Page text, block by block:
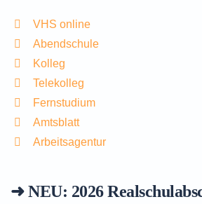
VHS online
Abendschule
Kolleg
Telekolleg
Fernstudium
Amtsblatt
Arbeitsagentur
➜ NEU: 2026